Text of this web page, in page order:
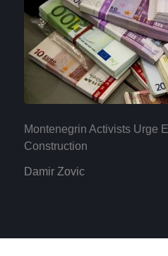
Montenegrin Activists Urge
Construction
Damir Zovic